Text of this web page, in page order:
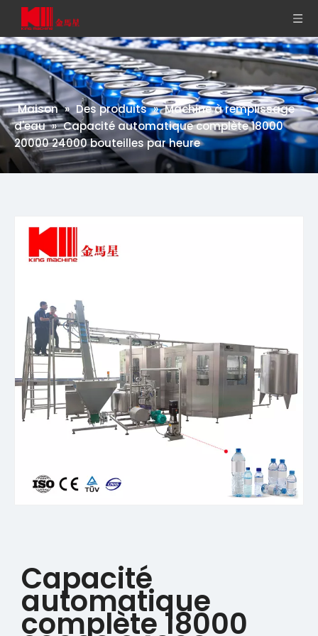
Maison » Des produits » Machine à remplissage
d'eau » Capacité automatique complète 18000
20000 24000 bouteilles par heure
Capacité
automatique
complète 18000